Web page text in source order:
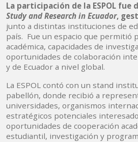
La participación de la ESPOL
Study and Research in Ecuador,
junto a distintas instituciones de
país. Fue un espacio que permitió
académica, capacidades de
oportunidades de colaboración
y de Ecuador a nivel global.
La ESPOL contó con un stand
pabellón, donde recibió a
universidades, organismos
estratégicos potenciales
oportunidades de cooperación
estudiantil, investigación y